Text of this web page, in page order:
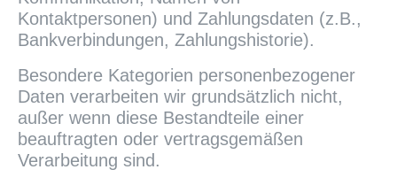
Kontaktpersonen) und Zahlungsdaten (z.B.,
Bankverbindungen, Zahlungshistorie).
Besondere Kategorien personenbezogener
Daten verarbeiten wir grundsätzlich nicht,
außer wenn diese Bestandteile einer
beauftragten oder vertragsgemäßen
Verarbeitung sind.